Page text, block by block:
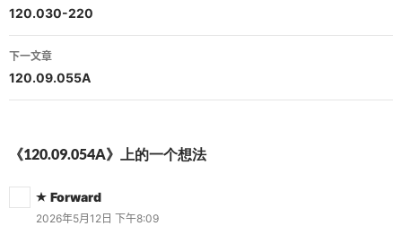
章
导
航
120.030-220
下一文章
120.09.055A
《120.09.054A》上的一个想法
Forward
2026年5月12日 下午8:09